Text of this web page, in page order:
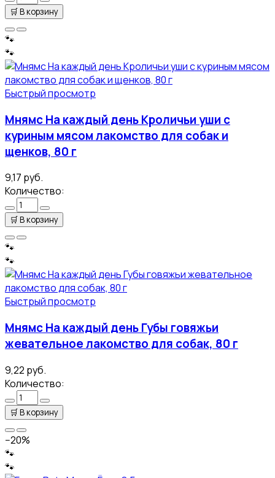
🛒В корзину
🐾
🐾
Быстрый просмотр
Мнямс На каждый день Кроличьи уши с
куриным мясом лакомство для собак и
щенков, 80 г
9,17 руб.
Количество:
🛒В корзину
🐾
🐾
Быстрый просмотр
Мнямс На каждый день Губы говяжьи
жевательное лакомство для собак, 80 г
9,22 руб.
Количество:
🛒В корзину
−20%
🐾
🐾